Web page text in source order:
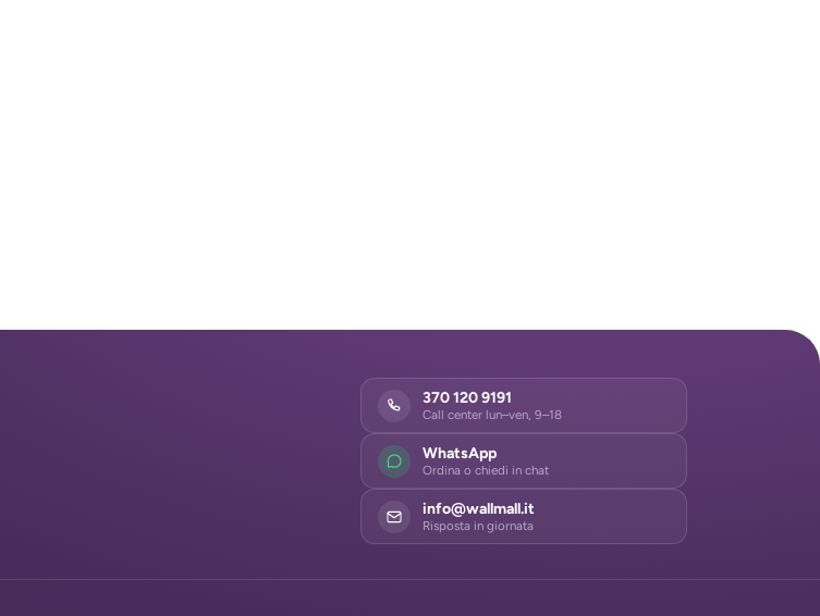
370 120 9191
Call center lun–ven, 9–18
WhatsApp
Ordina o chiedi in chat
info@wallmall.it
Risposta in giornata